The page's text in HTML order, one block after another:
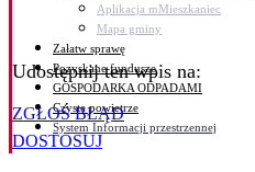
Aplikacja mMieszkaniec
Mapa gminy
Załatw sprawę
Pozyskane fundusze
GOSPODARKA ODPADAMI
Czyste powietrze
System Informacji przestrzennej
Udostępnij ten wpis na:
ZGŁOŚ BŁĄD
DOSTOSUJ